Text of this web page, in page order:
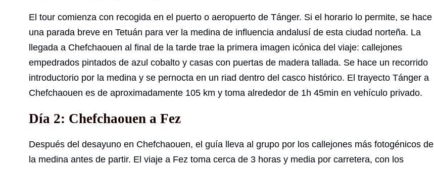
El tour comienza con recogida en el puerto o aeropuerto de Tánger. Si el horario lo permite, se hace
una parada breve en Tetuán para ver la medina de influencia andalusí de esta ciudad norteña. La
llegada a Chefchaouen al final de la tarde trae la primera imagen icónica del viaje: callejones
empedrados pintados de azul cobalto y casas con puertas de madera tallada. Se hace un recorrido
introductorio por la medina y se pernocta en un riad dentro del casco histórico. El trayecto Tánger a
Chefchaouen es de aproximadamente 105 km y toma alrededor de 1h 45min en vehículo privado.
Día 2: Chefchaouen a Fez
Después del desayuno en Chefchaouen, el guía lleva al grupo por los callejones más fotogénicos de
la medina antes de partir. El viaje a Fez toma cerca de 3 horas y media por carretera, con los